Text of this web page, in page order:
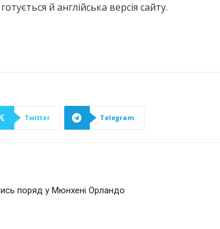
й англійська версія сайту.
Twitter Telegram
поряд у Мюнхені Орландо